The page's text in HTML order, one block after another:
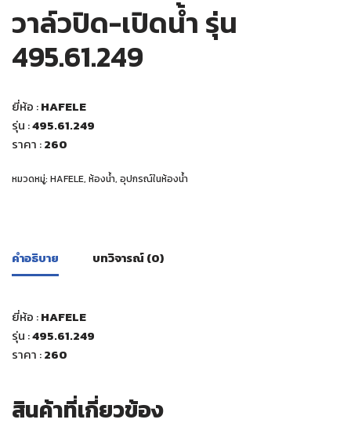
วาล์วปิด-เปิดน้ำ รุ่น
495.61.249
ยี่ห้อ :HAFELE
รุ่น :495.61.249
ราคา :260
หมวดหมู่: HAFELE, ห้องน้ำ, อุปกรณ์ในห้องน้ำ
คำอธิบาย บทวิจารณ์ (0)
ยี่ห้อ :HAFELE
รุ่น :495.61.249
ราคา :260
สินค้าที่เกี่ยวข้อง